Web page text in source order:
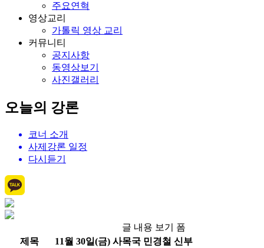
주요연혁
영상교리
가톨릭 영상 교리
커뮤니티
공지사항
동영상보기
사진갤러리
오늘의 강론
코너 소개
사제강론 일정
다시듣기
글 내용 보기 폼
제목
11월 30일(금) 사목국 민경철 신부